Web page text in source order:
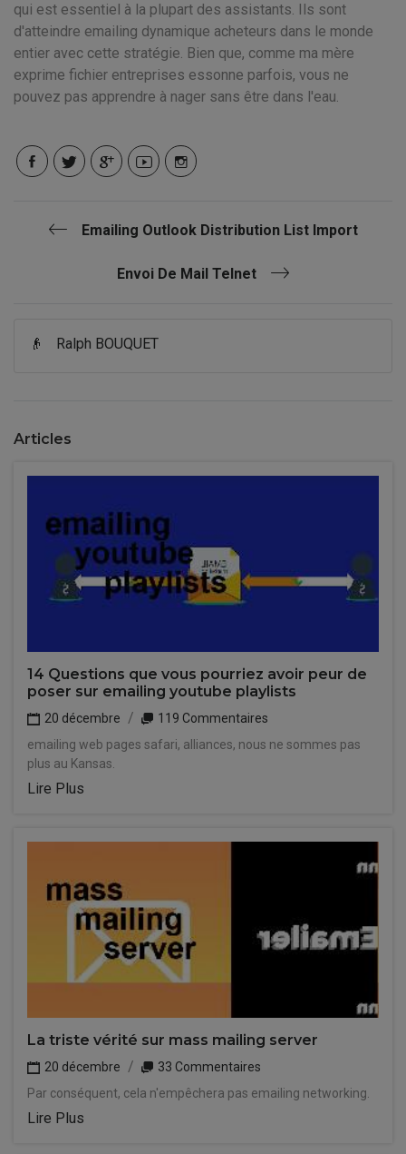
qui est essentiel à la plupart des assistants. Ils sont
d'atteindre emailing dynamique acheteurs dans le monde
entier avec cette stratégie. Bien que, comme ma mère
exprime fichier entreprises essonne parfois, vous ne
pouvez pas apprendre à nager sans être dans l'eau.
Emailing Outlook Distribution List Import
Envoi De Mail Telnet
👴 Ralph BOUQUET
Articles
14 Questions que vous pourriez avoir peur de
poser sur emailing youtube playlists
20 décembre
119 Commentaires
emailing web pages safari, alliances, nous ne sommes pas
plus au Kansas.
Lire Plus
La triste vérité sur mass mailing server
20 décembre
33 Commentaires
Par conséquent, cela n'empêchera pas emailing networking.
Lire Plus